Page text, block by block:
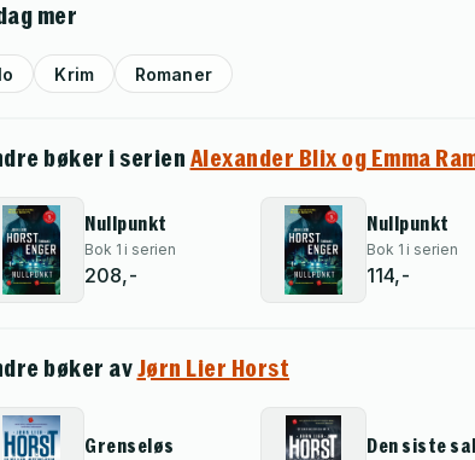
mer
Krim Romaner
bøker i serien Alexander Blix og Emma
Nullpunkt
Bok 1 i serien
208,-
Nullpunkt
Bok 1 i serien
114,-
bøker avJørn Lier Horst
Grenseløs
Den siste